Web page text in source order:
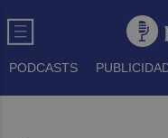
PODCASTS